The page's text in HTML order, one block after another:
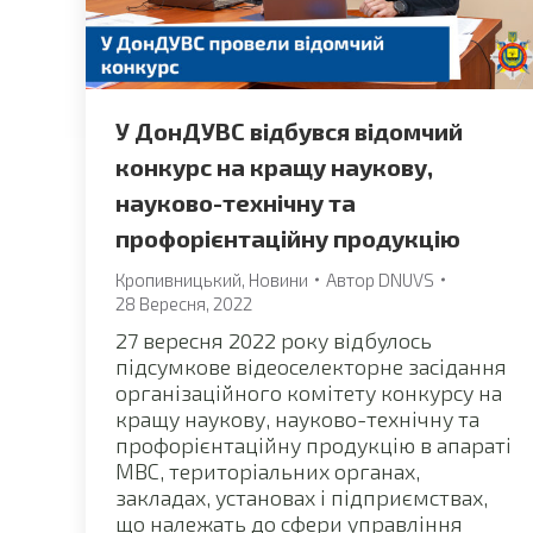
У ДонДУВС відбувся відомчий
конкурс на кращу наукову,
науково-технічну та
профорієнтаційну продукцію
Кропивницький, Новини Автор DNUVS
28 Вересня, 2022
27 вересня 2022 року відбулось
підсумкове відеоселекторне засідання
організаційного комітету конкурсу на
кращу наукову, науково-технічну та
профорієнтаційну продукцію в апараті
МВС, територіальних органах,
закладах, установах і підприємствах,
що належать до сфери управління